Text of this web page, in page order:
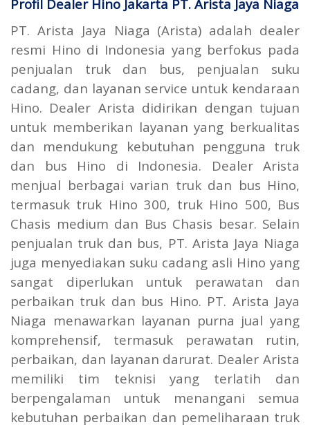
Profil Dealer Hino Jakarta PT. Arista Jaya Niaga
PT. Arista Jaya Niaga (Arista) adalah dealer
resmi Hino di Indonesia yang berfokus pada
penjualan truk dan bus, penjualan suku
cadang, dan layanan service untuk kendaraan
Hino. Dealer Arista didirikan dengan tujuan
untuk memberikan layanan yang berkualitas
dan mendukung kebutuhan pengguna truk
dan bus Hino di Indonesia. Dealer Arista
menjual berbagai varian truk dan bus Hino,
termasuk truk Hino 300, truk Hino 500, Bus
Chasis medium dan Bus Chasis besar. Selain
penjualan truk dan bus, PT. Arista Jaya Niaga
juga menyediakan suku cadang asli Hino yang
sangat diperlukan untuk perawatan dan
perbaikan truk dan bus Hino. PT. Arista Jaya
Niaga menawarkan layanan purna jual yang
komprehensif, termasuk perawatan rutin,
perbaikan, dan layanan darurat. Dealer Arista
memiliki tim teknisi yang terlatih dan
berpengalaman untuk menangani semua
kebutuhan perbaikan dan pemeliharaan truk